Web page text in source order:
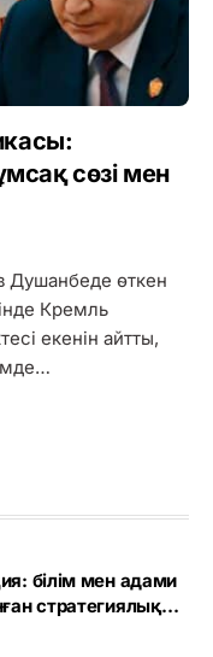
сөзі мен
өткен
Кремль
екенін айтты,
білім мен адами
стратегиялық